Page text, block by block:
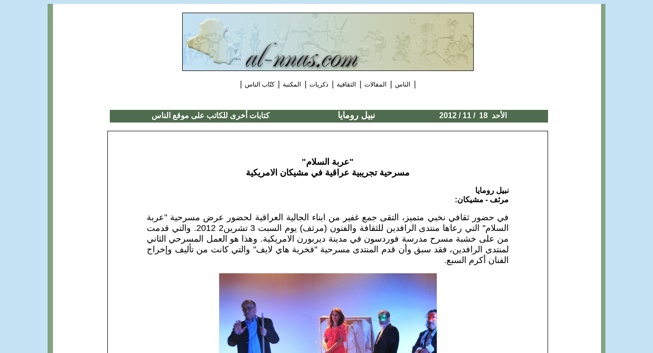
| الناس | المقالات | الثقافية | ذكريات | المكتبة | كتّاب الناس |
الأحد18
/ 11 / 2012 نبيل رومايا كتابات أخرى للكاتب على موقع الناس
"عربة السلام"
مسرحية تجريبية عراقية في مشيكان الامريكية
نبيل رومايا
مرثف - مشيكان:
في حضور ثقافي نخبي متميز، التقى جمع غفير من ابناء
الجالية العراقية لحضور عرض مسرحية "عربة
السلام" التي رعاها منتدى الرافدين
للثقافة والفنون (مرثف) يوم السبت 3 تشرين2 2012. والتي قدمت
من على خشبة مسرح مدرسة فوردسون في مدينة ديربورن الامريكية. وهذا هو العمل المسرحي الثاني
لمنتدى الرافدين، فقد سبق وأن قدم المنتدى مسرحية "فخرية هاي لايف" والتي كانت من تأليف وإخراج
الفنان أكرم السبع.